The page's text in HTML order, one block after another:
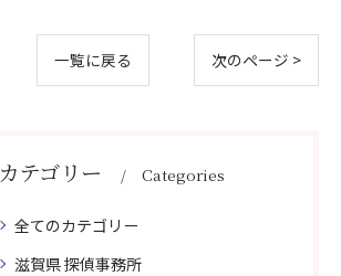
一覧に戻る 次のページ >
カテゴリー Categories
全てのカテゴリー
滋賀県 探偵事務所